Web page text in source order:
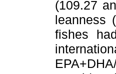
(109.27
leanness
fishes